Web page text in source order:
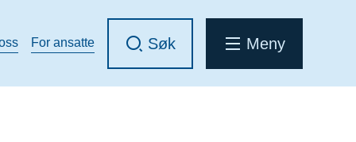
For ansatte Søk Meny